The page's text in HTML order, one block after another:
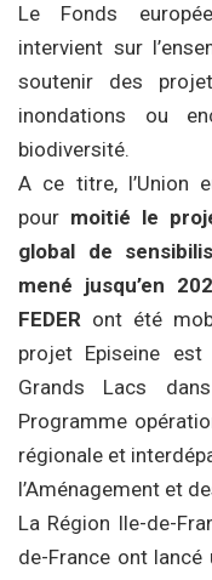
Le Fonds
intervient sur
soutenir des
inondations ou
biodiversité.
A ce titre, l’Union
pour moitié le
global de
mené jusqu’en
FEDER ont été
projet Episeine
Grands Lacs
Programme
régionale et
l’Aménagement et
La Région Ile-de-
de-France ont lancé